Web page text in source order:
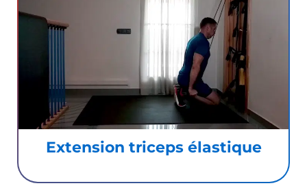
Extension triceps élastique